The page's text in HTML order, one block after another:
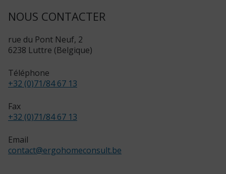
NOUS CONTACTER
rue du Pont Neuf, 2
6238 Luttre (Belgique)
Téléphone
+32 (0)71/84 67 13
Fax
+32 (0)71/84 67 13
Email
contact@ergohomeconsult.be